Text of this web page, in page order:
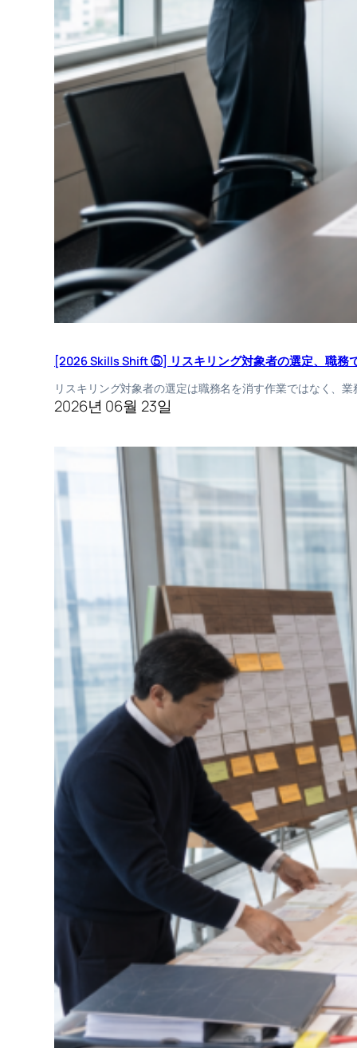
[2026 Skills Shift ⑤] リスキリング対象者の選定、職務
リスキリング対象者の選定は職務名を消す作業ではなく、
2026년 06월 23일